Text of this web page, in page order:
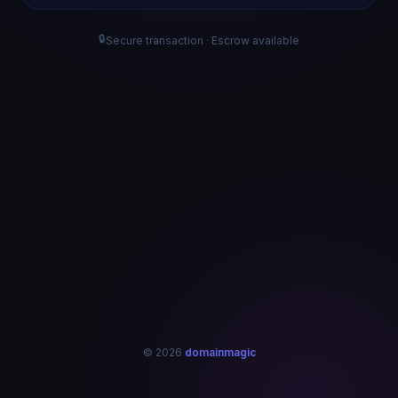
🔒Secure transaction · Escrow available
© 2026 domainmagic